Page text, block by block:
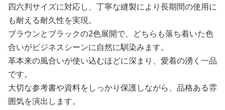
四六判サイズに対応し、丁寧な縫製により長期間の使用に
も耐える耐久性を実現。
ブラウンとブラックの2色展開で、どちらも落ち着いた色
合いがビジネスシーンに自然に馴染みます。
革本来の風合いが使い込むほどに深まり、愛着の湧く一品
です。
大切な参考書や資料をしっかり保護しながら、品格ある雰
囲気を演出します。